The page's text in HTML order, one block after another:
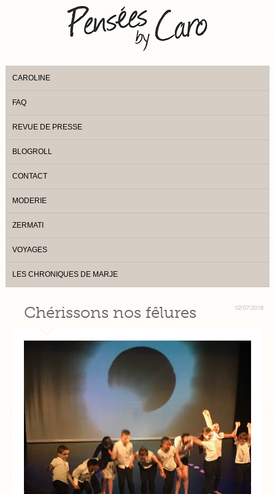
CAROLINE
FAQ
REVUE DE PRESSE
BLOGROLL
CONTACT
MODERIE
ZERMATI
VOYAGES
LES CHRONIQUES DE MARJE
02/07/2018
Chérissons nos fêlures